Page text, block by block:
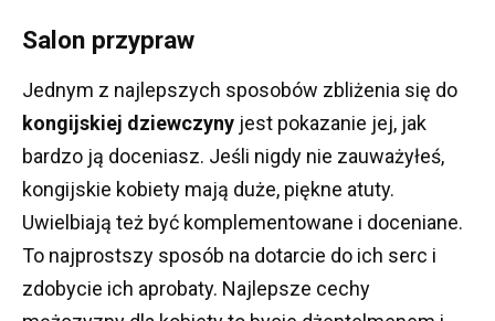
Salon przypraw
Jednym z najlepszych sposobów zbliżenia się do
kongijskiej dziewczyny jest pokazanie jej, jak
bardzo ją doceniasz. Jeśli nigdy nie zauważyłeś,
kongijskie kobiety mają duże, piękne atuty.
Uwielbiają też być komplementowane i doceniane.
To najprostszy sposób na dotarcie do ich serc i
zdobycie ich aprobaty. Najlepsze cechy